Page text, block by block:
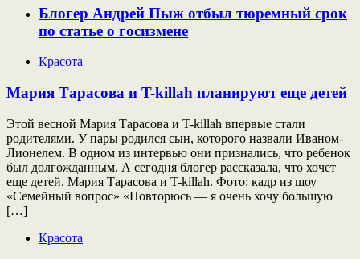
Блогер Андрей Пыж отбыл тюремный срок
по статье о госизмене
Красота
Мария Тарасова и T-killah планируют еще детей
Этой весной Мария Тарасова и T-killah впервые стали
родителями. У пары родился сын, которого назвали Иваном-
Лионелем. В одном из интервью они признались, что ребенок
был долгожданным. А сегодня блогер рассказала, что хочет
еще детей. Мария Тарасова и T-killah. Фото: кадр из шоу
«Семейный вопрос» «Повторюсь — я очень хочу большую
[…]
Красота